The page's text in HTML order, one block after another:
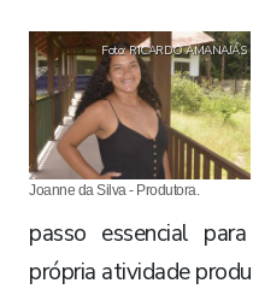
Joanne da Silva - Produtora.
Foto: RICARDO AMANAJÁS
passo essencial
própria atividade